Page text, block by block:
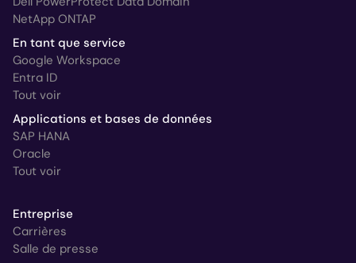
NetApp ONTAP
En tant que service
Google Workspace
Entra ID
Tout voir
Applications et bases de données
SAP HANA
Oracle
Tout voir
Entreprise
Carrières
Salle de presse